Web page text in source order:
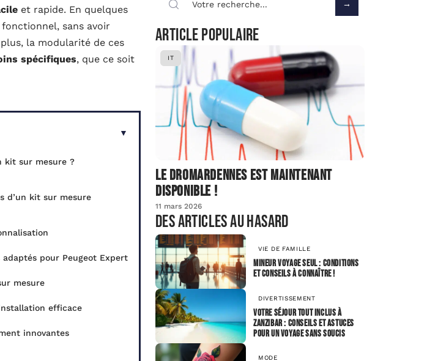
et rapide. En quelques
sans avoir
la modularité de ces
spécifiques, que ce soit
kit sur mesure ?
d’un kit sur mesure
pour Peugeot Expert
mesure
efficace
innovantes
Article populaire
IT
Le dromardennes est maintenant
disponible !
11 mars 2026
Des articles au hasard
VIE DE FAMILLE
Mineur voyage seul : conditions
et conseils à connaître !
DIVERTISSEMENT
Votre séjour tout inclus à
Zanzibar : conseils et astuces
pour un voyage sans soucis
MODE